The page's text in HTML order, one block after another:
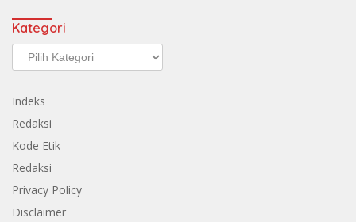
Kategori
Kategori
Indeks
Redaksi
Kode Etik
Redaksi
Privacy Policy
Disclaimer